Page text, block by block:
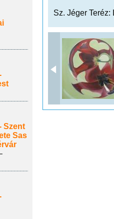
Szent
Sas
Sz. Jéger Teréz: